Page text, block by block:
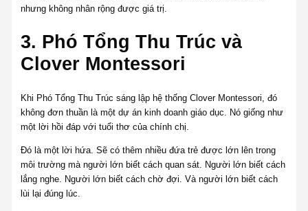
nhưng không nhân rộng được giá trị.
3. Phó Tổng Thu Trúc và
Clover Montessori
Khi Phó Tổng Thu Trúc sáng lập hệ thống Clover Montessori, đó
không đơn thuần là một dự án kinh doanh giáo dục. Nó giống như
một lời hồi đáp với tuổi thơ của chính chị.
Đó là một lời hứa. Sẽ có thêm nhiều đứa trẻ được lớn lên trong
môi trường mà người lớn biết cách quan sát. Người lớn biết cách
lắng nghe. Người lớn biết cách chờ đợi. Và người lớn biết cách
lùi lại đúng lúc.